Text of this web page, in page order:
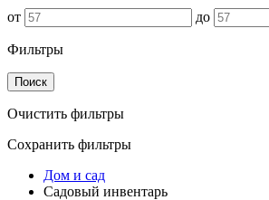
от до
Фильтры
Поиск
Очистить фильтры
Сохранить фильтры
Дом и сад
Садовый инвентарь